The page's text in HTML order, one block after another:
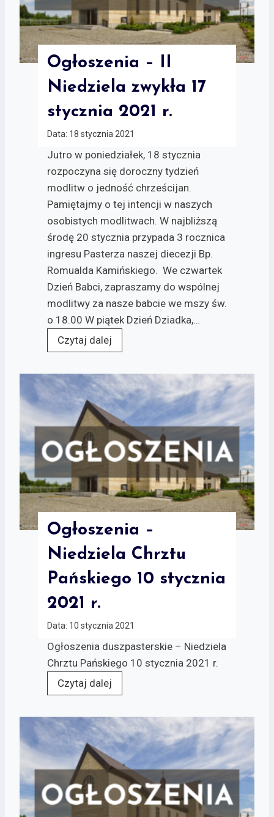
Ogłoszenia – II
Niedziela zwykła 17
stycznia 2021 r.
Data: 18 stycznia 2021
Jutro w poniedziałek, 18 stycznia
rozpoczyna się doroczny tydzień
modlitw o jedność chrześcijan.
Pamiętajmy o tej intencji w naszych
osobistych modlitwach. W najbliższą
środę 20 stycznia przypada 3 rocznica
ingresu Pasterza naszej diecezji Bp.
Romualda Kamińskiego. We czwartek
Dzień Babci, zapraszamy do wspólnej
modlitwy za nasze babcie we mszy św.
o 18.00 W piątek Dzień Dziadka,…
Czytaj dalej
Ogłoszenia –
Niedziela Chrztu
Pańskiego 10 stycznia
2021 r.
Data: 10 stycznia 2021
Ogłoszenia duszpasterskie – Niedziela
Chrztu Pańskiego 10 stycznia 2021 r.
Czytaj dalej